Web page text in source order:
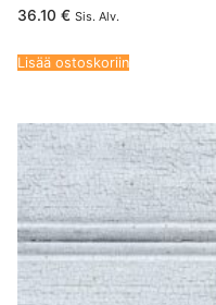
36.10 € Sis. Alv.
Lisää ostoskoriin